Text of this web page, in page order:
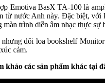
Emotiva BasX TA-100 là
từ nước Anh này. Đặc biệt,
màn trình diễn âm nhạc thực
đôi loa bookshelf
cảm.
khảo các sản phẩm khác tại